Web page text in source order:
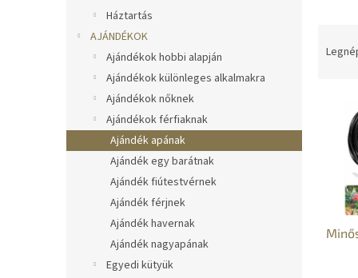
Háztartás
AJÁNDÉKOK
Ajándékok hobbi alapján
Ajándékok különleges alkalmakra
Ajándékok nőknek
Ajándékok férfiaknak
Ajándék apának
Ajándék egy barátnak
Ajándék fiútestvérnek
Ajándék férjnek
Ajándék havernak
Ajándék nagyapának
Egyedi kütyük